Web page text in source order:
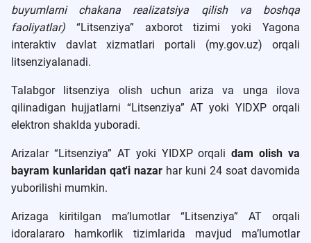
buyumlarni chakana realizatsiya qilish va boshqa
faoliyatlar) “Litsenziya” axborot tizimi yoki Yagona
interaktiv davlat xizmatlari portali (my.gov.uz) orqali
litsenziyalanadi.
Talabgor litsenziya olish uchun ariza va unga ilova
qilinadigan hujjatlarni “Litsenziya” AT yoki YIDXP orqali
elektron shaklda yuboradi.
Arizalar “Litsenziya” AT yoki YIDXP orqalidam olish va
bayram kunlaridan qat'i nazar har kuni 24 soat davomida
yuborilishi mumkin.
Arizaga kiritilgan ma’lumotlar “Litsenziya” AT orqali
idoralararo hamkorlik tizimlarida mavjud ma’lumotlar